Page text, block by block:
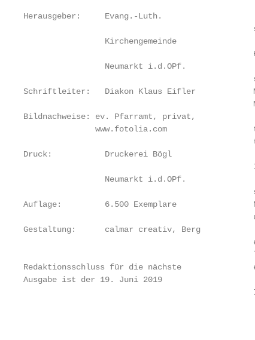
Herausgeber:     Evang.-Luth.
Kirchengemeinde
                 Neumarkt i.d.OPf.
Schriftleiter:   Diakon Klaus Eifler
Bildnachweise: ev. Pfarramt, privat,
www.fotolia.com
Druck:           Druckerei Bögl
                 Neumarkt i.d.OPf.
Auflage:         6.500 Exemplare
Gestaltung:      calmar creativ, Berg
Redaktionsschluss für die nächste
Ausgabe ist der 19. Juni 2019